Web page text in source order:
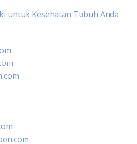
untuk Kesehatan Tubuh Anda